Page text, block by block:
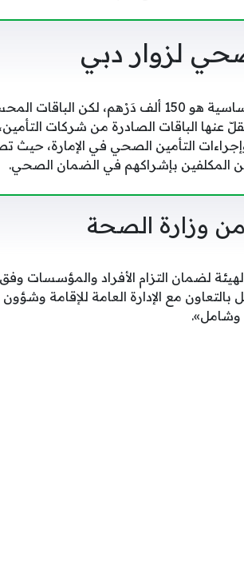
لزوار دبي
سقف التغطية للباقة الأساسية هو 150 ألف
ولا تقلّ عنها الباقات الصادرة من شركات
وإجراءات التأمين الصحي في الإمارة،
المكلفين بإشراكهم في الضمان الصحي.
من وزارة الصحة
الهيئة لضمان التزام الأفراد والمؤسسات
بالتعاون مع الإدارة العامة للإقامة
وشامل».